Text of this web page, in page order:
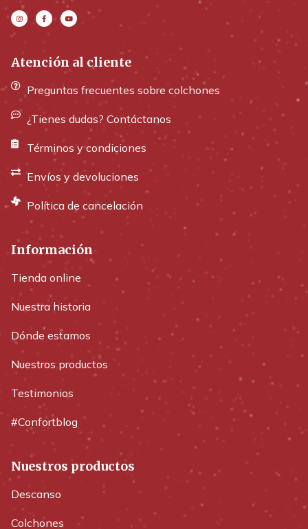
Atención al cliente
Preguntas frecuentes sobre colchones
¿Tienes dudas? Contáctanos
Términos y condiciones
Envíos y devoluciones
Política de cancelación
Información
Tienda online
Nuestra historia
Dónde estamos
Nuestros productos
Testimonios
#Confortblog
Nuestros productos
Descanso
Colchones